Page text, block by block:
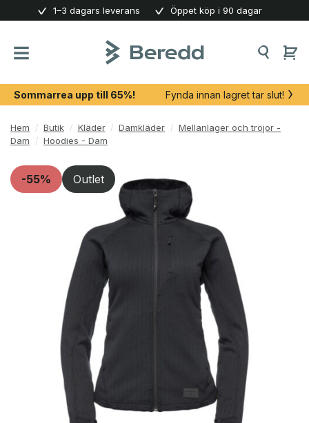
content
1–3 dagars leverans Öppet köp i 90 dagar
Sommarrea upp till 65%! Fynda innan lagret tar slut!
Hem / Butik / Kläder / Damkläder / Mellanlager och tröjor -
Dam
/ Hoodies - Dam
-55% Outlet